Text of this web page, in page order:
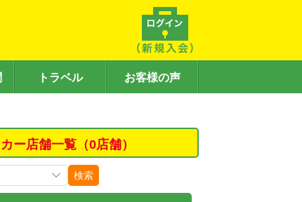
トラベル お客様の声
ー店舗一覧（0店舗）
検索